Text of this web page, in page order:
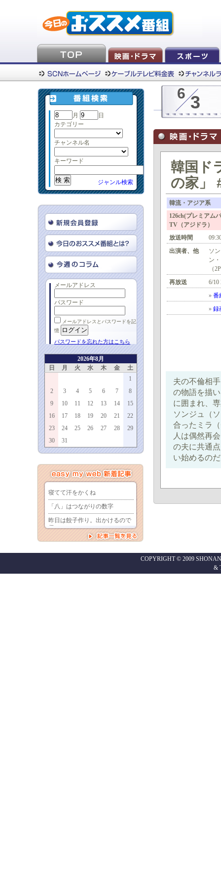
月
日
カテゴリー
チャンネル名
キーワード
ジャンル検索
メールアドレス
パスワード
メールアドレスとパスワードを記
憶
パスワードを忘れた方はこちら
2026年8月
日
月 火 水 木 金
土
1
2
3 4 5 6 7
8
9
10 11 12 13 14
15
16
17 18 19 20 21
22
23
24 25 26 27 28
29
30
31
6 3
韓国ド
の家」
韓流・アジア系
126ch(プレミア
TV（アジドラ）
放送時間
出演者、他
ソ
ン
（
再放送
6/
» 番
» 録
夫の不倫相
の物語を描
に囲まれ、
ソンジュ（
合ったミラ
人は偶然再
の夫に共通
い始めるの
COPYRIGHT © 2009
&